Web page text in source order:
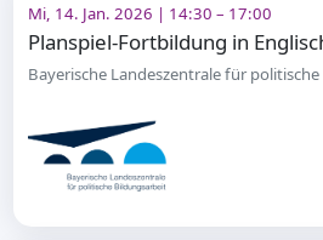
Mi, 14. Jan. 2026 | 14:30 – 17:00
Bayerische Landeszentrale für